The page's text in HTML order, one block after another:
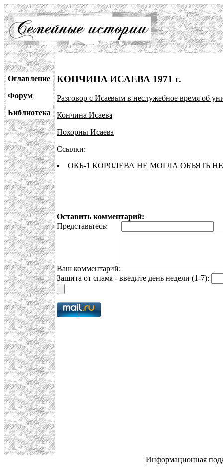
Оглавление
Форум
Библиотека
КОНЧИНА ИСАЕВА 1971 г.
Разговор с Исаевым в неслужебное время об
Кончина Исаева
Похорны Исаева
Ссылки:
ОКБ-1 КОРОЛЕВА НЕ МОГЛА ОБЪЯТЬ
Оставить комментарий:
Представьтесь:
Ваш комментарий:
Защита от спама - введите день недели (1-7):
Информационная